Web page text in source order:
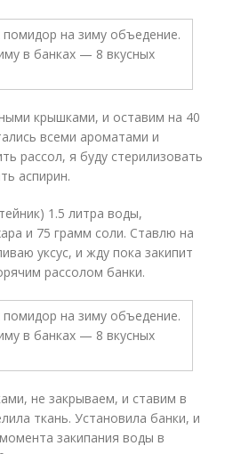
крышками, и оставим на 40
всеми ароматами и
рассол, я буду стерилизовать
аспирин.
1.5 литра воды,
и 75 грамм соли. Ставлю на
уксус, и жду пока закипит
рассолом банки.
не закрываем, и ставим в
ткань. Установила банки, и
закипания воды в